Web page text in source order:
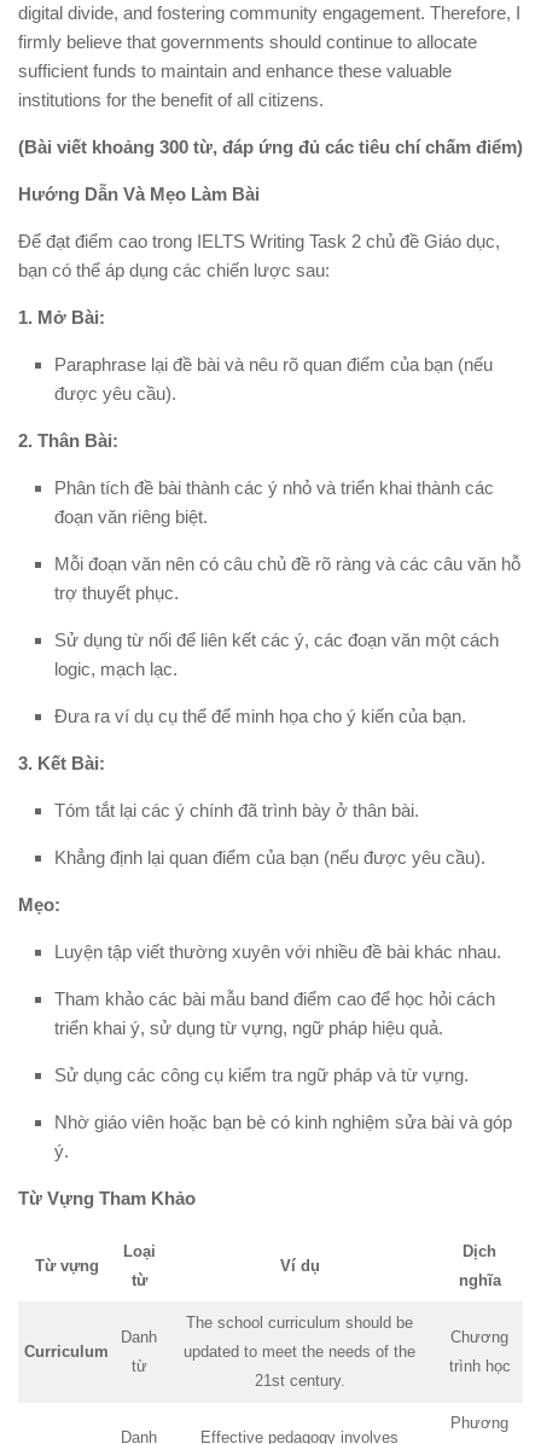
digital divide, and fostering community engagement. Therefore, I
firmly believe that governments should continue to allocate
sufficient funds to maintain and enhance these valuable
institutions for the benefit of all citizens.
(Bài viết khoảng 300 từ, đáp ứng đủ các tiêu chí chấm điểm)
Hướng Dẫn Và Mẹo Làm Bài
Để đạt điểm cao trong IELTS Writing Task 2 chủ đề Giáo dục,
bạn có thể áp dụng các chiến lược sau:
1. Mở Bài:
Paraphrase lại đề bài và nêu rõ quan điểm của bạn (nếu
được yêu cầu).
2. Thân Bài:
Phân tích đề bài thành các ý nhỏ và triển khai thành các
đoạn văn riêng biệt.
Mỗi đoạn văn nên có câu chủ đề rõ ràng và các câu văn hỗ
trợ thuyết phục.
Sử dụng từ nối để liên kết các ý, các đoạn văn một cách
logic, mạch lạc.
Đưa ra ví dụ cụ thể để minh họa cho ý kiến của bạn.
3. Kết Bài:
Tóm tắt lại các ý chính đã trình bày ở thân bài.
Khẳng định lại quan điểm của bạn (nếu được yêu cầu).
Mẹo:
Luyện tập viết thường xuyên với nhiều đề bài khác nhau.
Tham khảo các bài mẫu band điểm cao để học hỏi cách
triển khai ý, sử dụng từ vựng, ngữ pháp hiệu quả.
Sử dụng các công cụ kiểm tra ngữ pháp và từ vựng.
Nhờ giáo viên hoặc bạn bè có kinh nghiệm sửa bài và góp
ý.
Từ Vựng Tham Khảo
Từ vựng
Loại
từ
Ví dụ
Dịch
nghĩa
Curriculum
Danh
từ
The school curriculum should be
updated to meet the needs of the
21st century.
Chương
trình học
Danh
Effective pedagogy involves
Phương